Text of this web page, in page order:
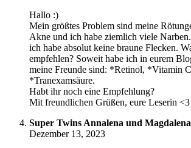
Hallo :)
Mein größtes Problem sind meine
Akne und ich habe ziemlich viele
ich habe absolut keine braune Flecken.
empfehlen? Soweit habe ich in eurem
meine Freunde sind: *Retinol, *Vitamin
*Tranexamsäure.
Habt ihr noch eine Empfehlung?
Mit freundlichen Grüßen, eure Leserin <3
Super Twins Annalena und Magdalena
Dezember 13, 2023